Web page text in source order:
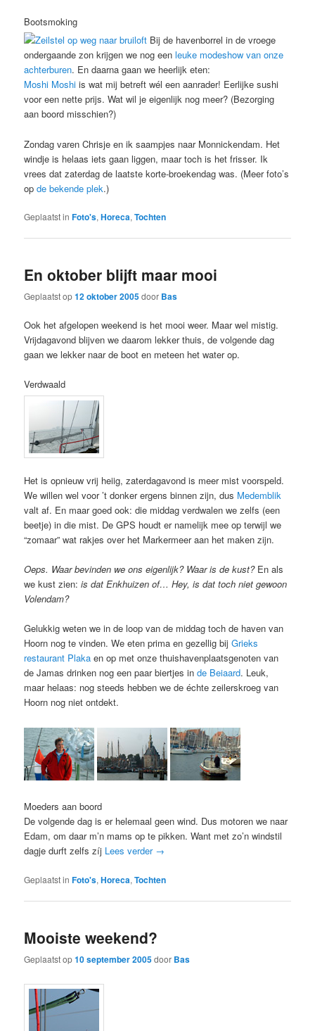
Bootsmoking
Bij de havenborrel in de vroege
ondergaande zon krijgen we nog eenleuke modeshow van onze
achterburen. En daarna gaan we heerlijk eten:
Moshi Moshi is wat mij betreft wél een aanrader! Eerlijke sushi
voor een nette prijs. Wat wil je eigenlijk nog meer? (Bezorging
aan boord misschien?)
Zondag varen Chrisje en ik saampjes naar Monnickendam. Het
windje is helaas iets gaan liggen, maar toch is het frisser. Ik
vrees dat zaterdag de laatste korte-broekendag was. (Meer foto’s
opde bekende plek.)
Geplaatst in Foto's,Horeca,Tochten
En oktober blijft maar mooi
Geplaatst op12 oktober 2005door Bas
Ook het afgelopen weekend is het mooi weer. Maar wel mistig.
Vrijdagavond blijven we daarom lekker thuis, de volgende dag
gaan we lekker naar de boot en meteen het water op.
Verdwaald
Het is opnieuw vrij heiig, zaterdagavond is meer mist voorspeld.
We willen wel voor ’t donker ergens binnen zijn, dus Medemblik
valt af. En maar goed ook: die middag verdwalen we zelfs (een
beetje) in die mist. De GPS houdt er namelijk mee op terwijl we
“zomaar” wat rakjes over het Markermeer aan het maken zijn.
Oeps. Waar bevinden we ons eigenlijk? Waar is de kust?En als
we kust zien:is dat Enkhuizen of… Hey, is dat toch niet gewoon
Volendam?
Gelukkig weten we in de loop van de middag toch de haven van
Hoorn nog te vinden. We eten prima en gezellig bijGrieks
restaurant Plaka en op met onze thuishavenplaatsgenoten van
de Jamas drinken nog een paar biertjes inde Beiaard. Leuk,
maar helaas: nog steeds hebben we de échte zeilerskroeg van
Hoorn nog niet ontdekt.
Moeders aan boord
De volgende dag is er helemaal geen wind. Dus motoren we naar
Edam, om daar m’n mams op te pikken. Want met zo’n windstil
dagje durft zelfs zíj Lees verder →
Geplaatst in Foto's,Horeca,Tochten
Mooiste weekend?
Geplaatst op10 september 2005door Bas